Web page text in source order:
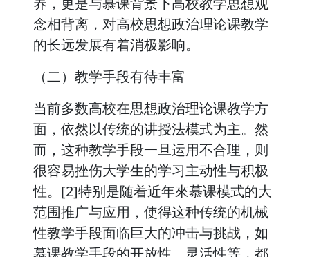
念相背离，对高校思想政治理论课教学
的长远发展有着消极影响。
（二）教学手段有待丰富
当前多数高校在思想政治理论课教学方
面，依然以传统的讲授法模式为主。然
而，这种教学手段一旦运用不合理，则
很容易挫伤大学生的学习主动性与积极
性。[2]特别是随着近年來慕课模式的大
范围推广与应用，使得这种传统的机械
性教学手段面临巨大的冲击与挑战，如
慕课教学手段的开放性、灵活性等，都